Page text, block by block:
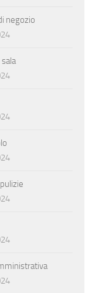
negozio